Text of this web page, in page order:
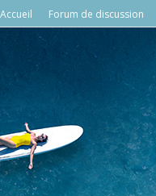
Accueil Forum de discussion